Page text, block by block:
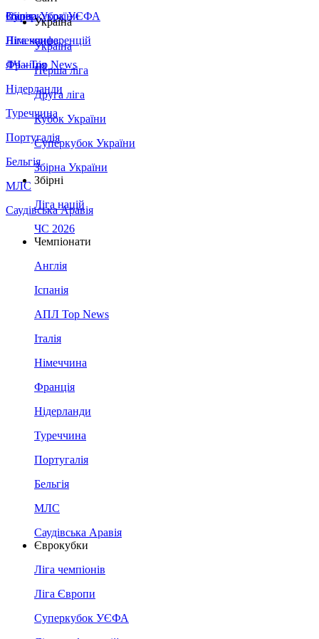
Збірна України
Італія
Німеччина
Франція
Нідерланди
Туреччина
Португалія
Бельгія
МЛС
Саудівська Аравія
Суперкубок УЄФА
Ліга конференцій
ЛЧ - Top News
Україна
Україна
Перша ліга
Друга ліга
Кубок України
Суперкубок України
Збірна України
Збірні
Ліга націй
ЧС 2026
Чемпіонати
Англія
Іспанія
АПЛ Top News
Італія
Німеччина
Франція
Нідерланди
Туреччина
Португалія
Бельгія
МЛС
Саудівська Аравія
Єврокубки
Ліга чемпіонів
Ліга Європи
Суперкубок УЄФА